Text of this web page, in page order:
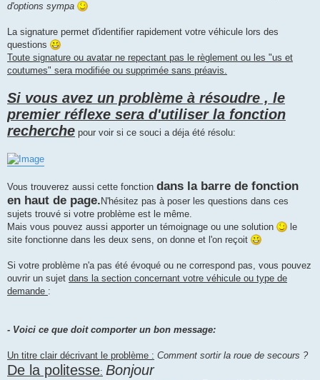
d'options sympa
La signature permet d'identifier rapidement votre véhicule lors des
questions
Toute signature ou avatar ne repectant pas le règlement ou les "us et
coutumes" sera modifiée ou supprimée sans préavis.
Si vous avez un problème à résoudre , le
premier réflexe sera d'utiliser la fonction
recherche pour voir si ce souci a déja été résolu:
Vous trouverez aussi cette fonction dans la barre de fonction
en haut de page. N'hésitez pas à poser les questions dans ces
sujets trouvé si votre problème est le même.
Mais vous pouvez aussi apporter un témoignage ou une solution
le
site fonctionne dans les deux sens, on donne et l'on reçoit
Si votre problème n'a pas été évoqué ou ne correspond pas, vous pouvez
ouvrir un sujet dans la section concernant votre véhicule ou type de
demande :
- Voici ce que doit comporter un bon message:
Un titre clair décrivant le problème : Comment sortir la roue de secours ?
De la politesse: Bonjour